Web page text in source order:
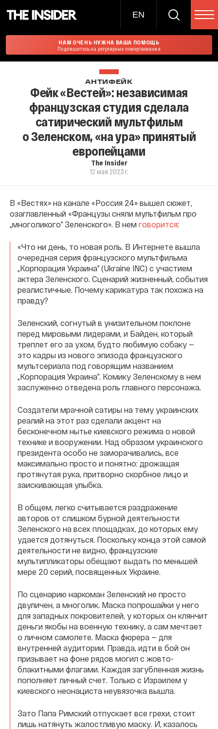
EN
НАМ ОЧЕНЬ НУЖНА ВАША ПОМОЩЬ
Подпишитесь на регулярные пожертвования
АНТИФЕЙК
Фейк «Вестей»: независимая
французская студия сделала
сатирический мультфильм
о Зеленском, «на ура» принятый
европейцами
The Insider
12 мая 2023 г.
В «Вестях» на канале «Россия 24» вышел сюжет,
озаглавленный «Французы сняли мультфильм про
„многоликого” Зеленского». В нем говорится:
«Что ни день, то новая роль. В Интернете вышла
очередная серия французского мультфильма
„Корпорация Украина” (Ukraine INC) с участием
актера Зеленского. Сценарий жизненный, события
реалистичные. Почему карикатура так похожа на
правду?
Зеленский, согнутый в унизительном поклоне
перед мировыми лидерами, и Байден, который
треплет его за ухом, будто любимую собаку —
это кадры из нового эпизода французского
мультсериала под говорящим названием
„Корпорация Украина”. Комику Зеленскому в нем
заслуженно отведена роль главного персонажа.
Создатели мрачной сатиры на тему украинских
реалий на этот раз сделали акцент на
бесконечном нытье киевского режима о новой
технике и вооружении. Над образом украинского
президента особо не заморачивались, все
максимально просто и понятно: дрожащая
протянутая рука, притворно скорбное лицо и
заискивающая улыбка.
В общем, легко считывается раздражение
авторов от слишком бурной деятельности
Зеленского на всех площадках, до которых ему
удается дотянуться. Поскольку конца этой самой
деятельности не видно, французские
мультипликаторы обещают выдать по меньшей
мере 20 серий, посвященных Украине.
По сценарию наркоман Зеленский не просто
двуличен, а многолик. Маска попрошайки у него
для западных покровителей, у которых он клянчит
деньги якобы на военную технику, а сам мечтает
о личном самолете. Маска фюрера — для
внутренней аудитории. Правда, идти в бой он
призывает на фоне рядов могил с жовто-
блакитными флагами. Каждая загубленная жизнь
пополняет личный счет. Только с Израилем у
киевского неонациста неувязочка вышла.
Зато Папа Римский отпускает все грехи, стоит
лишь натянуть жалостливую маску. И, казалось